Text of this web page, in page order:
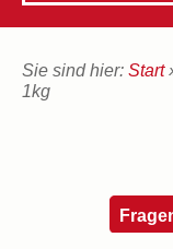
Sie sind hier: Start
1kg